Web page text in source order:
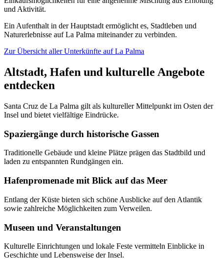
und Aktivität.
Ein Aufenthalt in der Hauptstadt ermöglicht es, Stadtleben und
Naturerlebnisse auf La Palma miteinander zu verbinden.
Zur Übersicht aller Unterkünfte auf La Palma
Altstadt, Hafen und kulturelle Angebote
entdecken
Santa Cruz de La Palma gilt als kultureller Mittelpunkt im Osten der
Insel und bietet vielfältige Eindrücke.
Spaziergänge durch historische Gassen
Traditionelle Gebäude und kleine Plätze prägen das Stadtbild und
laden zu entspannten Rundgängen ein.
Hafenpromenade mit Blick auf das Meer
Entlang der Küste bieten sich schöne Ausblicke auf den Atlantik
sowie zahlreiche Möglichkeiten zum Verweilen.
Museen und Veranstaltungen
Kulturelle Einrichtungen und lokale Feste vermitteln Einblicke in
Geschichte und Lebensweise der Insel.